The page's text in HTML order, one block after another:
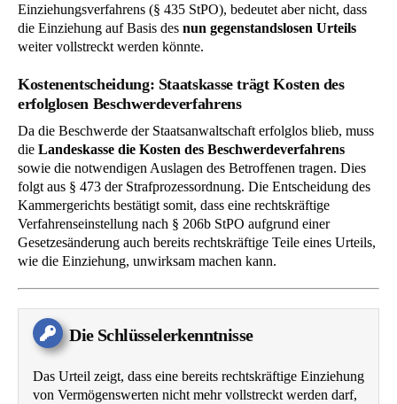
Einziehungsverfahrens (§ 435 StPO), bedeutet aber nicht, dass
die Einziehung auf Basis des nun gegenstandslosen Urteils
weiter vollstreckt werden könnte.
Kostenentscheidung: Staatskasse trägt Kosten des
erfolglosen Beschwerdeverfahrens
Da die Beschwerde der Staatsanwaltschaft erfolglos blieb, muss
die Landeskasse die Kosten des Beschwerdeverfahrens
sowie die notwendigen Auslagen des Betroffenen tragen. Dies
folgt aus § 473 der Strafprozessordnung. Die Entscheidung des
Kammergerichts bestätigt somit, dass eine rechtskräftige
Verfahrenseinstellung nach § 206b StPO aufgrund einer
Gesetzesänderung auch bereits rechtskräftige Teile eines Urteils,
wie die Einziehung, unwirksam machen kann.
Die Schlüsselerkenntnisse
Das Urteil zeigt, dass eine bereits rechtskräftige Einziehung
von Vermögenswerten nicht mehr vollstreckt werden darf,